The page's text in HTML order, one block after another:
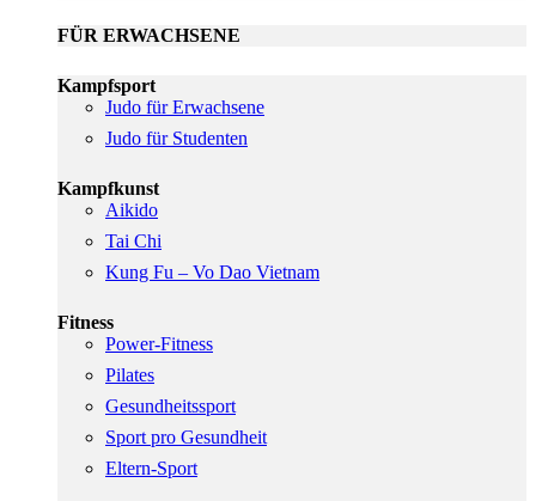
FÜR ERWACHSENE
Kampfsport
Judo für Erwachsene
Judo für Studenten
Kampfkunst
Aikido
Tai Chi
Kung Fu – Vo Dao Vietnam
Fitness
Power-Fitness
Pilates
Gesundheitssport
Sport pro Gesundheit
Eltern-Sport